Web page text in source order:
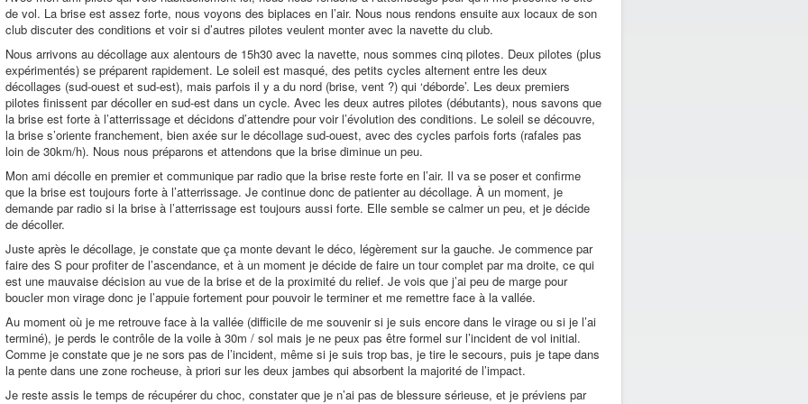
de vol. La brise est assez forte, nous voyons des biplaces en l’air. Nous nous rendons ensuite aux locaux de son
club discuter des conditions et voir si d’autres pilotes veulent monter avec la navette du club.
Nous arrivons au décollage aux alentours de 15h30 avec la navette, nous sommes cinq pilotes. Deux pilotes (plus
expérimentés) se préparent rapidement. Le soleil est masqué, des petits cycles alternent entre les deux
décollages (sud-ouest et sud-est), mais parfois il y a du nord (brise, vent ?) qui ‘déborde’. Les deux premiers
pilotes finissent par décoller en sud-est dans un cycle. Avec les deux autres pilotes (débutants), nous savons que
la brise est forte à l’atterrissage et décidons d’attendre pour voir l’évolution des conditions. Le soleil se découvre,
la brise s’oriente franchement, bien axée sur le décollage sud-ouest, avec des cycles parfois forts (rafales pas
loin de 30km/h). Nous nous préparons et attendons que la brise diminue un peu.
Mon ami décolle en premier et communique par radio que la brise reste forte en l’air. Il va se poser et confirme
que la brise est toujours forte à l’atterrissage. Je continue donc de patienter au décollage. À un moment, je
demande par radio si la brise à l’atterrissage est toujours aussi forte. Elle semble se calmer un peu, et je décide
de décoller.
Juste après le décollage, je constate que ça monte devant le déco, légèrement sur la gauche. Je commence par
faire des S pour profiter de l’ascendance, et à un moment je décide de faire un tour complet par ma droite, ce qui
est une mauvaise décision au vue de la brise et de la proximité du relief. Je vois que j’ai peu de marge pour
boucler mon virage donc je l’appuie fortement pour pouvoir le terminer et me remettre face à la vallée.
Au moment où je me retrouve face à la vallée (difficile de me souvenir si je suis encore dans le virage ou si je l’ai
terminé), je perds le contrôle de la voile à 30m / sol mais je ne peux pas être formel sur l’incident de vol initial.
Comme je constate que je ne sors pas de l’incident, même si je suis trop bas, je tire le secours, puis je tape dans
la pente dans une zone rocheuse, à priori sur les deux jambes qui absorbent la majorité de l’impact.
Je reste assis le temps de récupérer du choc, constater que je n’ai pas de blessure sérieuse, et je préviens par